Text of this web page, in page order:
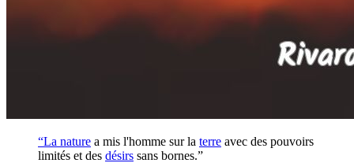
“La nature a mis l'homme sur la terre avec des pouvoirs
limités et des désirs sans bornes.”